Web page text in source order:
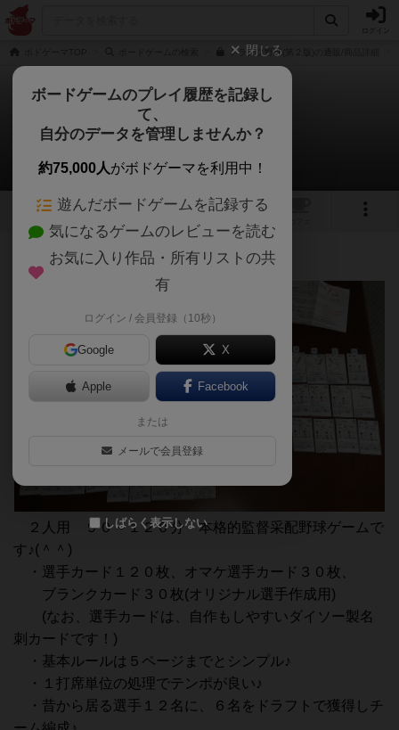
トランプ野球(第２版)の通販/商品詳細
トランプ野球(第２版)
あんちっくさんのルール/インスト
8 1 2
333名 1名 0 約3年前
２人用 ９０～１２０分 本格的監督采配野球ゲームで
す♪(＾＾)
・選手カード１２０枚、オマケ選手カード３０枚、
ブランクカード３０枚(オリジナル選手作成用)
(なお、選手カードは、自作もしやすいダイソー製名
刺カードです！)
・基本ルールは５ページまでとシンプル♪
・１打席単位の処理でテンポが良い♪
・昔から居る選手１２名に、６名をドラフトで獲得しチ
閉じる
ボードゲームのプレイ履歴を記録し
て、
自分のデータを管理しませんか？
約75,000人がボドゲーマを利用中！
遊んだボードゲームを記録する
気になるゲームのレビューを読む
お気に入り作品・所有リストの共
有
ログイン / 会員登録（10秒）
Google X
Apple Facebook
または
メールで会員登録
しばらく表示しない